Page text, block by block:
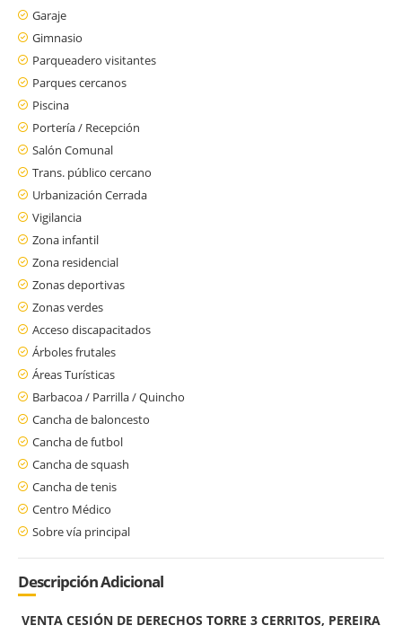
Garaje
Gimnasio
Parqueadero visitantes
Parques cercanos
Piscina
Portería / Recepción
Salón Comunal
Trans. público cercano
Urbanización Cerrada
Vigilancia
Zona infantil
Zona residencial
Zonas deportivas
Zonas verdes
Acceso discapacitados
Árboles frutales
Áreas Turísticas
Barbacoa / Parrilla / Quincho
Cancha de baloncesto
Cancha de futbol
Cancha de squash
Cancha de tenis
Centro Médico
Sobre vía principal
Descripción Adicional
VENTA CESIÓN DE DERECHOS TORRE 3 CERRITOS, PEREIRA